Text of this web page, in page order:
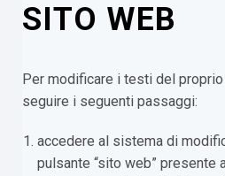
SITO WEB
Per modificare i testi del
seguire i seguenti passaggi:
accedere al sistema di
pulsante “sito web” presente